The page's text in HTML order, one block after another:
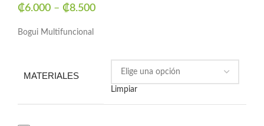
₡6.000 – ₡8.500
Bogui Multifuncional
MATERIALES
Limpiar